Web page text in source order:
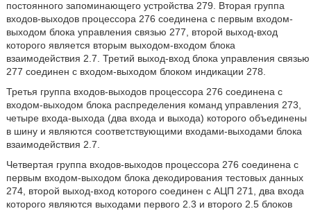
постоянного запоминающего устройства 279. Вторая группа
входов-выходов процессора 276 соединена с первым входом-
выходом блока управления связью 277, второй выход-вход
которого является вторым выходом-входом блока
взаимодействия 2.7. Третий выход-вход блока управления связью
277 соединен с входом-выходом блоком индикации 278.
Третья группа входов-выходов процессора 276 соединена с
входом-выходом блока распределения команд управления 273,
четыре входа-выхода (два входа и выхода) которого объединены
в шину и являются соответствующими входами-выходами блока
взаимодействия 2.7.
Четвертая группа входов-выходов процессора 276 соединена с
первым входом-выходом блока декодирования тестовых данных
274, второй выход-вход которого соединен с АЦП 271, два входа
которого являются выходами первого 2.3 и второго 2.5 блоков